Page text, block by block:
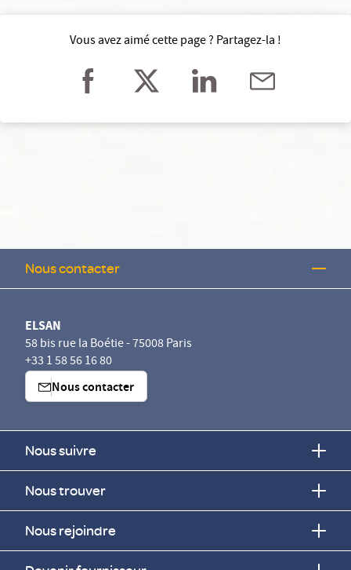
Vous avez aimé cette page ? Partagez-la !
Nous contacter
ELSAN
58 bis rue la Boétie - 75008 Paris
+33 1 58 56 16 80
Nous contacter
Nous suivre
Nous trouver
Nous rejoindre